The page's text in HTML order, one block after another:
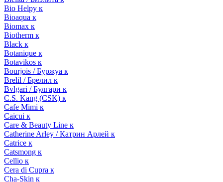
Bio Helpy к
Bioaqua к
Biomax к
Biotherm к
Black к
Botanique к
Botavikos к
Bourjois / Буржуа к
Brelil / Брелил к
Bvlgari / Булгари к
C.S. Kang (CSK) к
Cafe Mimi к
Caicui к
Care & Beauty Line к
Catherine Arley / Катрин Арлей к
Catrice к
Catsmong к
Cellio к
Cera di Cupra к
Cha-Skin к